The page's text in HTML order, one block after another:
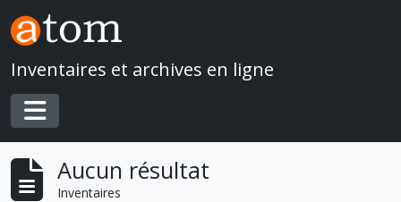
Skip to main content
Inventaires et archives en ligne
Toggle navigation
Aucun résultat
Inventaires